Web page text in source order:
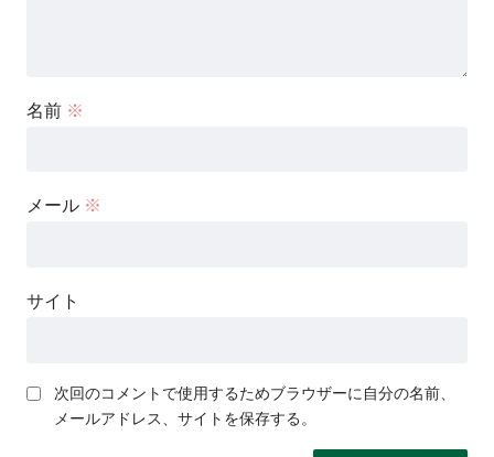
名前 ※
メール ※
サイト
次回のコメントで使用するためブラウザーに自分の名前、
メールアドレス、サイトを保存する。